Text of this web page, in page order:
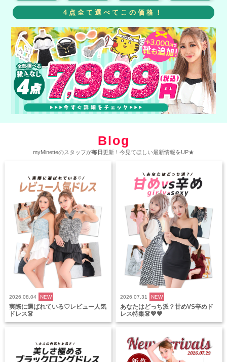
4点全て選べてこの価格！
Blog
myMinetteのスタッフが毎日 更新！今見てほしい最新情報をUP★
2026.08.04 NEW
実際に選ばれている♡レビュー人気
ドレス👗
2026.07.31 NEW
あなたはどっち派？甘めVS辛めド
レス特集👗💖🖤